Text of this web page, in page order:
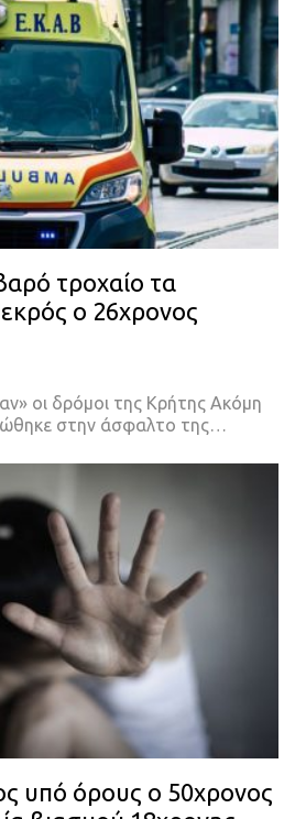
τροχαίο τα
ο 26χρονος
οι δρόμοι της Κρήτης Ακόμη
στην άσφαλτο της…
υπό όρους ο 50χρονος